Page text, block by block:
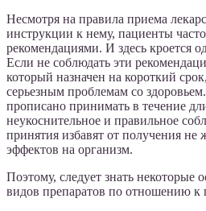
Несмотря на правила приема
инструкции к нему, пациенты
рекомендациями. И здесь кроется
Если не соблюдать эти
который назначен на короткий
серьезным проблемам со
прописано принимать в течение
неукоснительное и правильное
принятия избавят от получения
эффектов на организм.
Поэтому, следует знать некоторые
видов препаратов по отношению